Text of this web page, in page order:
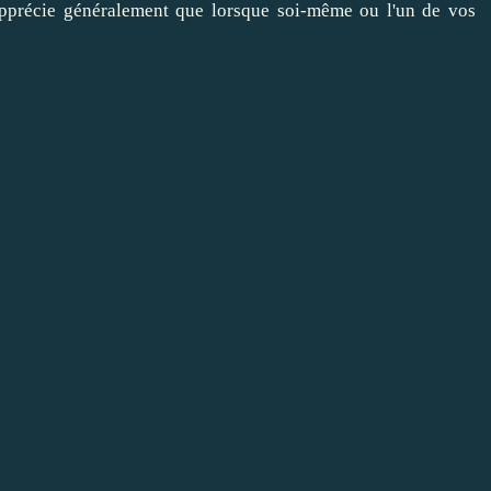
généralement que lorsque soi-même ou l'un de vos